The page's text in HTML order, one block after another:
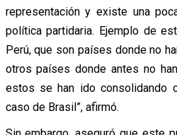
representación y existe una
política partidaria. Ejemplo de
Perú, que son países donde no
otros países donde antes no
estos se han ido consolidando
caso de Brasil”, afirmó.